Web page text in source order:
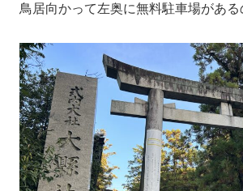
鳥居向かって左奥に無料駐車場がある